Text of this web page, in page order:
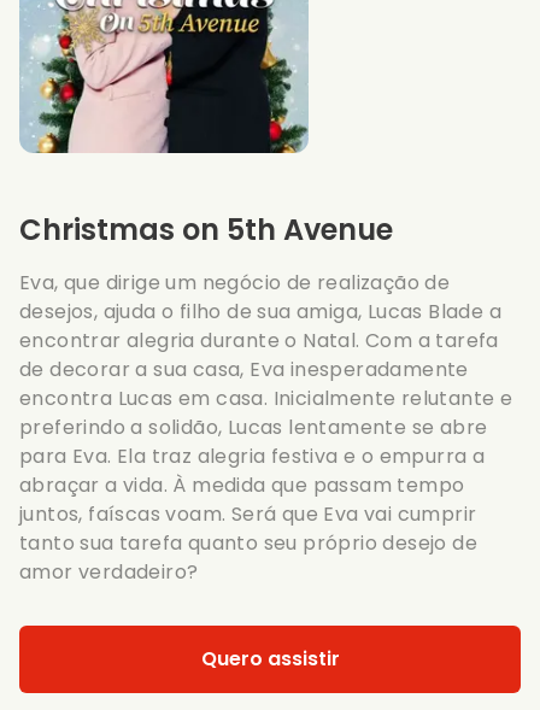
Christmas on 5th Avenue
Eva, que dirige um negócio de realização de
desejos, ajuda o filho de sua amiga, Lucas Blade a
encontrar alegria durante o Natal. Com a tarefa
de decorar a sua casa, Eva inesperadamente
encontra Lucas em casa. Inicialmente relutante e
preferindo a solidão, Lucas lentamente se abre
para Eva. Ela traz alegria festiva e o empurra a
abraçar a vida. À medida que passam tempo
juntos, faíscas voam. Será que Eva vai cumprir
tanto sua tarefa quanto seu próprio desejo de
amor verdadeiro?
Quero assistir